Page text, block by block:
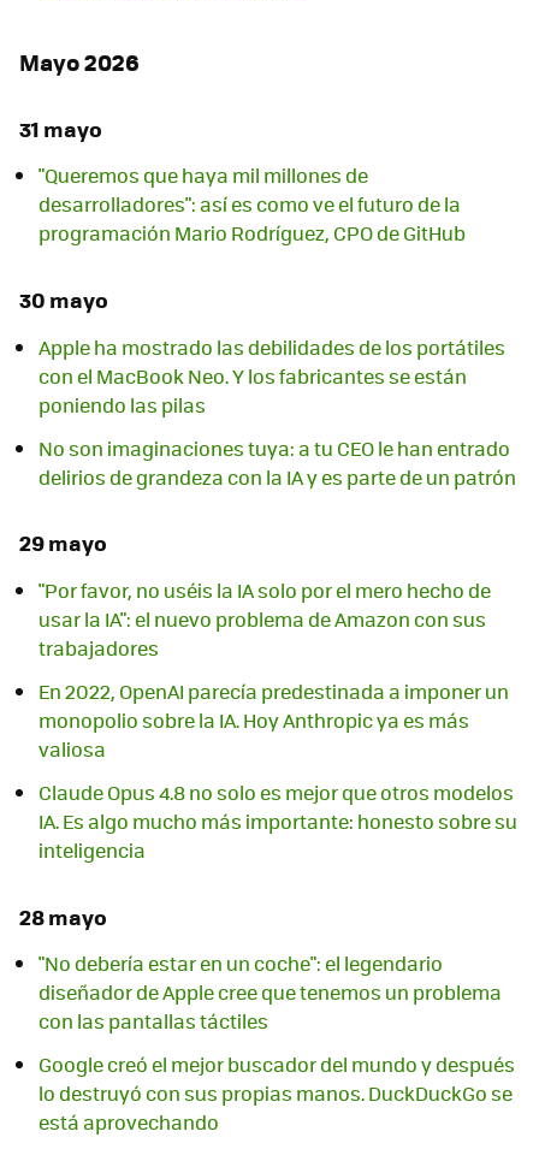
Mayo 2026
31 mayo
"Queremos que haya mil millones de
desarrolladores": así es como ve el futuro de la
programación Mario Rodríguez, CPO de GitHub
30 mayo
Apple ha mostrado las debilidades de los portátiles
con el MacBook Neo. Y los fabricantes se están
poniendo las pilas
No son imaginaciones tuya: a tu CEO le han entrado
delirios de grandeza con la IA y es parte de un patrón
29 mayo
"Por favor, no uséis la IA solo por el mero hecho de
usar la IA": el nuevo problema de Amazon con sus
trabajadores
En 2022, OpenAI parecía predestinada a imponer un
monopolio sobre la IA. Hoy Anthropic ya es más
valiosa
Claude Opus 4.8 no solo es mejor que otros modelos
IA. Es algo mucho más importante: honesto sobre su
inteligencia
28 mayo
"No debería estar en un coche": el legendario
diseñador de Apple cree que tenemos un problema
con las pantallas táctiles
Google creó el mejor buscador del mundo y después
lo destruyó con sus propias manos. DuckDuckGo se
está aprovechando